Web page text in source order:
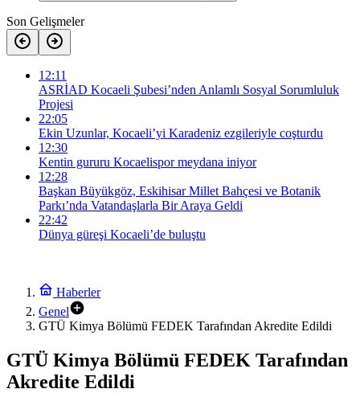
Son Gelişmeler
12:11
ASRİAD Kocaeli Şubesi’nden Anlamlı Sosyal Sorumluluk
Projesi
22:05
Ekin Uzunlar, Kocaeli’yi Karadeniz ezgileriyle coşturdu
12:30
Kentin gururu Kocaelispor meydana iniyor
12:28
Başkan Büyükgöz, Eskihisar Millet Bahçesi ve Botanik
Parkı’nda Vatandaşlarla Bir Araya Geldi
22:42
Dünya güreşi Kocaeli’de buluştu
Haberler
Genel
GTÜ Kimya Bölümü FEDEK Tarafından Akredite Edildi
GTÜ Kimya Bölümü FEDEK Tarafından
Akredite Edildi